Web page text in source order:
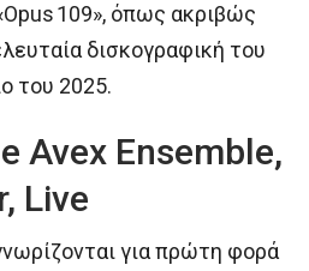
109», όπως ακριβώς
δισκογραφική του
του 2025.
Avex Ensemble,
Live
για πρώτη φορά